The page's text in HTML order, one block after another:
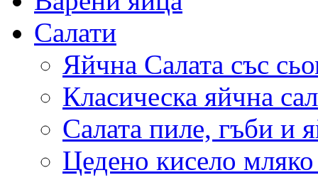
Салати
Яйчна Салата със
Класическа яйчна
Салата пиле, гъби и
Цедено кисело